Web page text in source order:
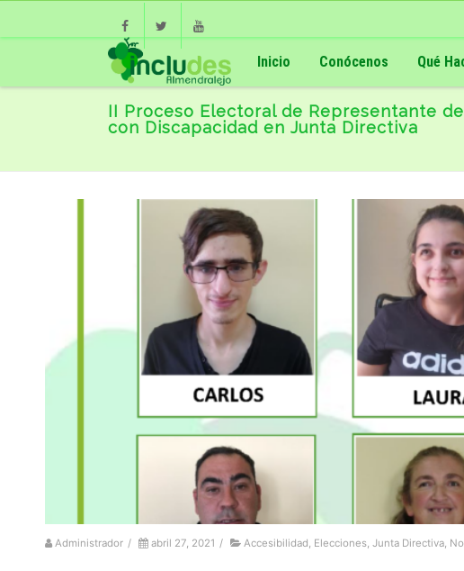
Facebook
TwitterYoutube Inicio Conócenos Qué
II Proceso Electoral de Representante
con Discapacidad en Junta Directiva
Administrador / abril 27, 2021 / Accesibilidad Elecciones Junta Directiva